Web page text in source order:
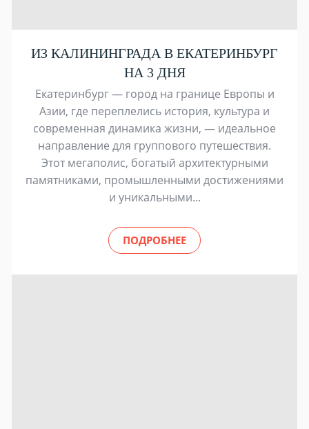
ИЗ КАЛИНИНГРАДА В ЕКАТЕРИНБУРГ
НА 3 ДНЯ
Екатеринбург — город на границе Европы и
Азии, где переплелись история, культура и
современная динамика жизни, — идеальное
направление для группового путешествия.
Этот мегаполис, богатый архитектурными
памятниками, промышленными достижениями
и уникальными...
ПОДРОБНЕЕ